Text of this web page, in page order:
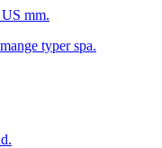
mm.
typer spa.